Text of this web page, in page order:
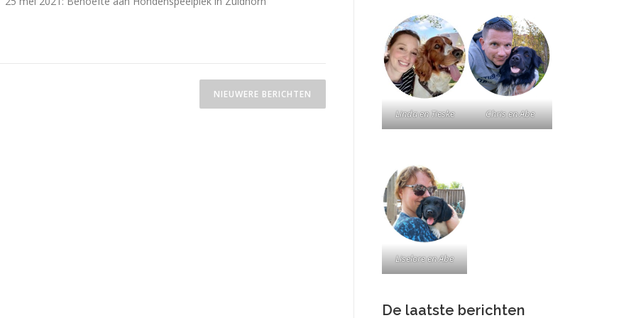
NIEUWERE BERICHTEN
Linda en Tieske Chris en Abe
Liselore en Abe
De laatste berichten